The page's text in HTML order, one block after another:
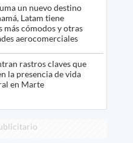
un nuevo destino
Latam tiene
más cómodos y otras
aerocomerciales
rastros claves que
la presencia de vida
en Marte